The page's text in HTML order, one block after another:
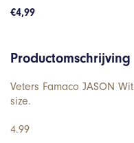
€4,99
Productomschrijving
Veters Famaco JASON
size.
4.99